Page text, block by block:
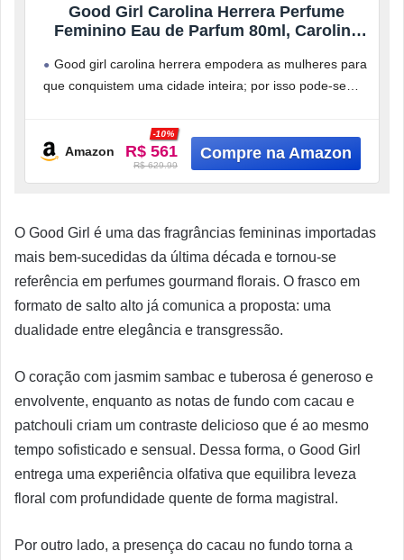
Good Girl Carolina Herrera Perfume
Feminino Eau de Parfum 80ml, Carolina
Good girl carolina herrera empodera as mulheres para
que conquistem uma cidade inteira; por isso pode-se
Amazon R$ 561
-10%
R$ 629.99
O Good Girl é uma das fragrâncias femininas importadas
mais bem-sucedidas da última década e tornou-se
referência em perfumes gourmand florais. O frasco em
formato de salto alto já comunica a proposta: uma
dualidade entre elegância e transgressão.
O coração com jasmim sambac e tuberosa é generoso e
envolvente, enquanto as notas de fundo com cacau e
patchouli criam um contraste delicioso que é ao mesmo
tempo sofisticado e sensual. Dessa forma, o Good Girl
entrega uma experiência olfativa que equilibra leveza
floral com profundidade quente de forma magistral.
Por outro lado, a presença do cacau no fundo torna a